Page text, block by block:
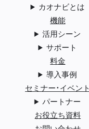
カオナビとは
機能
活用シーン
サポート
料金
導入事例
セミナー・イベント
パートナー
お役立ち資料